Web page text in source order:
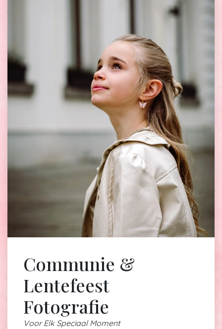
Communie &
Lentefeest
Fotografie
Voor Elk Speciaal Moment